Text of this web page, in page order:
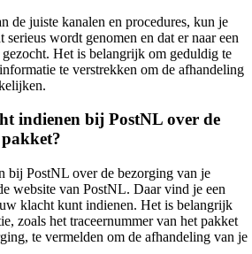
de juiste kanalen en procedures, kun je
wordt genomen en dat er naar een
Het is belangrijk om geduldig te
te verstrekken om de afhandeling
indienen bij PostNL over de
bij PostNL over de bezorging van je
website van PostNL. Daar vind je een
klacht kunt indienen. Het is belangrijk
zoals het traceernummer van het pakket
te vermelden om de afhandeling van je